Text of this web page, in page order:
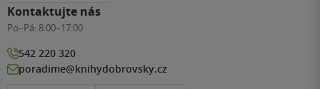
Kontaktujte nás
Po–Pá: 8:00–17:00
542 220 320
poradime@knihydobrovsky.cz